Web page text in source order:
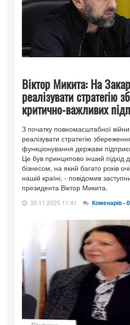
Віктор Микита: На
реалізувати стратегію
критично-важливих
З початку повномасштабної
реалізувати стратегію
функціонування держави
Це був принципово інший підхід
бізнесом, на який багато років
нашій країні, - повідомив
президента Віктор Микита.
30.11.2025 11:41 Коменарів - 0